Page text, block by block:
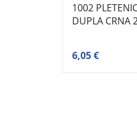
1002
DUPLA CRNA
6,05 €